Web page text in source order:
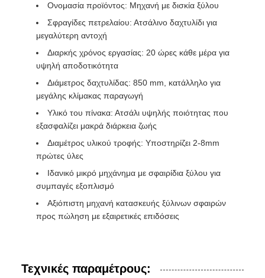
Ονομασία προϊόντος: Μηχανή με δισκία ξύλου
Σφραγίδες πετρελαίου: Ατσάλινο δαχτυλίδι για
μεγαλύτερη αντοχή
Διαρκής χρόνος εργασίας: 20 ώρες κάθε μέρα για
υψηλή αποδοτικότητα
Διάμετρος δαχτυλίδας: 850 mm, κατάλληλο για
μεγάλης κλίμακας παραγωγή
Υλικό του πίνακα: Ατσάλι υψηλής ποιότητας που
εξασφαλίζει μακρά διάρκεια ζωής
Διαμέτρος υλικού τροφής: Υποστηρίζει 2-8mm
πρώτες ύλες
Ιδανικό μικρό μηχάνημα με σφαιρίδια ξύλου για
συμπαγές εξοπλισμό
Αξιόπιστη μηχανή κατασκευής ξύλινων σφαιρών
προς πώληση με εξαιρετικές επιδόσεις
Τεχνικές παραμέτρους: